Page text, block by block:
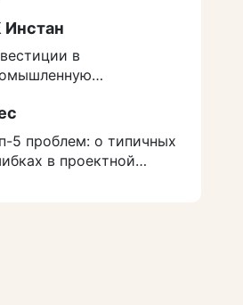
Инстан
в
от роста
на строительство
5 проблем: о типичных
в проектной